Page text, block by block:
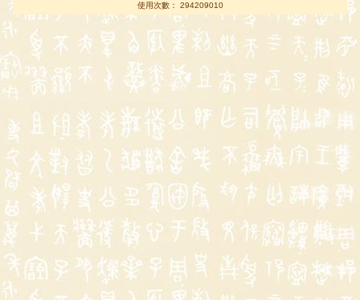
使用次數： 294209010